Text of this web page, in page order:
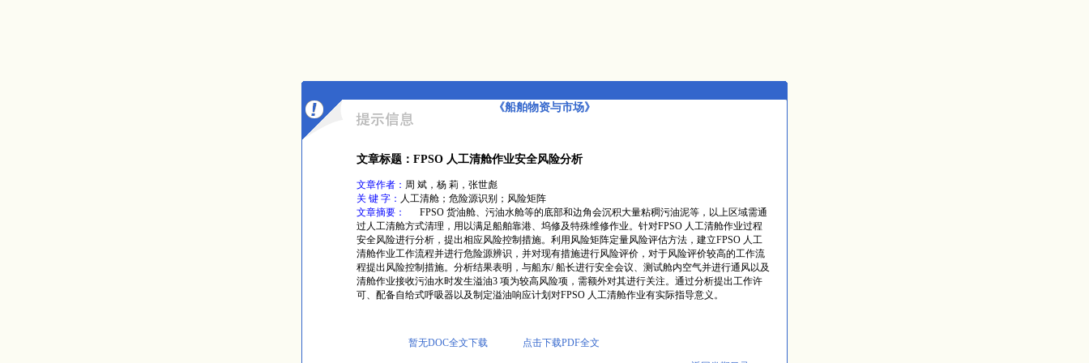
《船舶物资与市场》
文章标题：FPSO 人工清舱作业安全风险分析
文章作者： 周 斌，杨 莉，张世彪
关 键 字： 人工清舱；危险源识别；风险矩阵
文章摘要：
FPSO 货油舱、污油水舱等的底部和边角会沉积大量粘稠污油泥等，以上区域需通
过人工清舱方式清理，用以满足船舶靠港、坞修及特殊维修作业。针对FPSO 人工清舱作业过程
安全风险进行分析，提出相应风险控制措施。利用风险矩阵定量风险评估方法，建立FPSO 人工
清舱作业工作流程并进行危险源辨识，并对现有措施进行风险评价，对于风险评价较高的工作流
程提出风险控制措施。分析结果表明，与船东/ 船长进行安全会议、测试舱内空气并进行通风以及
清舱作业接收污油水时发生溢油3 项为较高风险项，需额外对其进行关注。通过分析提出工作许
可、配备自给式呼吸器以及制定溢油响应计划对FPSO 人工清舱作业有实际指导意义。
暂无DOC全文下载 点击下载PDF全文